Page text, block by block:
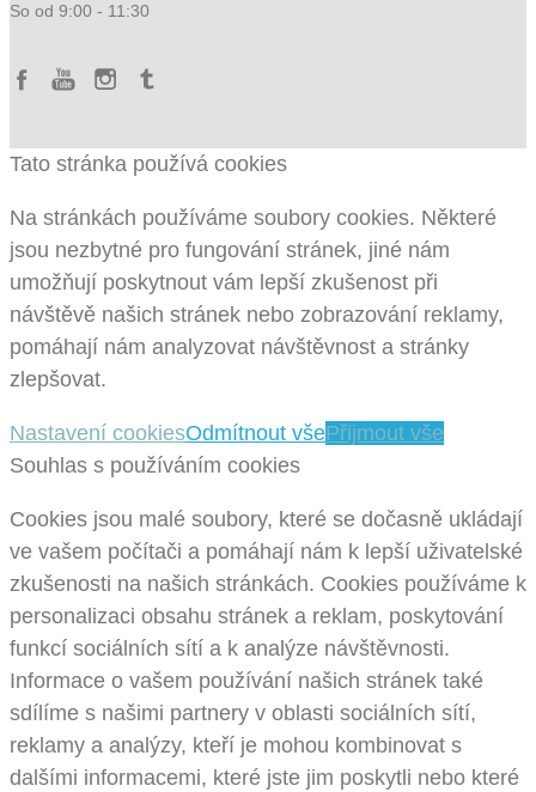
So od 9:00 - 11:30
Tato stránka používá cookies
Na stránkách používáme soubory cookies. Některé
jsou nezbytné pro fungování stránek, jiné nám
umožňují poskytnout vám lepší zkušenost při
návštěvě našich stránek nebo zobrazování reklamy,
pomáhají nám analyzovat návštěvnost a stránky
zlepšovat.
Nastavení cookiesOdmítnout všePřijmout vše
Souhlas s používáním cookies
Cookies jsou malé soubory, které se dočasně ukládají
ve vašem počítači a pomáhají nám k lepší uživatelské
zkušenosti na našich stránkách. Cookies používáme k
personalizaci obsahu stránek a reklam, poskytování
funkcí sociálních sítí a k analýze návštěvnosti.
Informace o vašem používání našich stránek také
sdílíme s našimi partnery v oblasti sociálních sítí,
reklamy a analýzy, kteří je mohou kombinovat s
dalšími informacemi, které jste jim poskytli nebo které